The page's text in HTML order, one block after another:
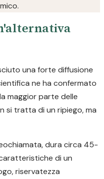
una forte diffusione
ne ha confermato
maggior parte delle
si tratta di un ripiego, ma
dura circa 45-
di un
riservatezza